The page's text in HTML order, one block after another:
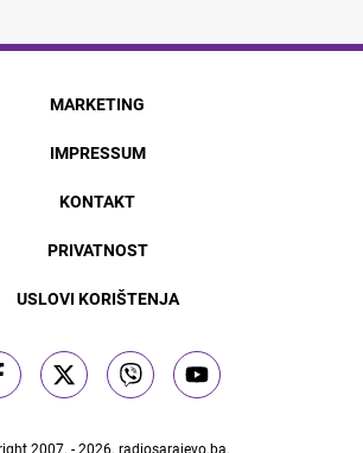
MARKETING
IMPRESSUM
KONTAKT
PRIVATNOST
USLOVI KORIŠTENJA
2007. - 2026. radiosarajevo.ba.